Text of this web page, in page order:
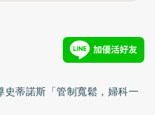
蒂諾斯「管制寬鬆，婦科一